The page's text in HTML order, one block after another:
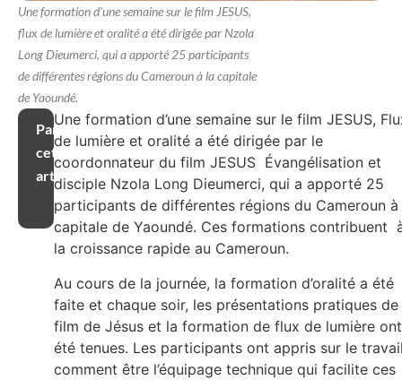
Une formation d'une semaine sur le film JESUS,
flux de lumière et oralité a été dirigée par Nzola
Long Dieumerci, qui a apporté 25 participants
de différentes régions du Cameroun à la capitale
de Yaoundé.
Partager
cet
article
Une formation d’une semaine sur le film JESUS,
de lumière et oralité a été dirigée par le
coordonnateur du film JESUS Évangélisation et
disciple Nzola Long Dieumerci, qui a apporté 25
participants de différentes régions du Cameroun à
capitale de Yaoundé. Ces formations contribuent
la croissance rapide au Cameroun.
Au cours de la journée, la formation d’oralité a été
faite et chaque soir, les présentations pratiques de
film de Jésus et la formation de flux de lumière ont
été tenues. Les participants ont appris sur le
comment être l’équipage technique qui facilite ces